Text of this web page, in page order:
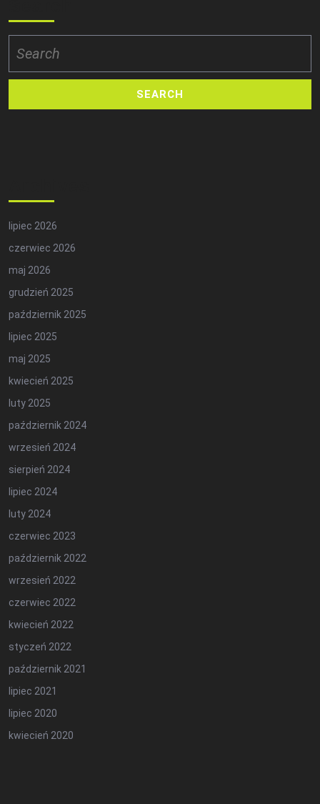
for:
lipiec 2026
czerwiec 2026
maj 2026
grudzień 2025
październik 2025
lipiec 2025
maj 2025
kwiecień 2025
luty 2025
październik 2024
wrzesień 2024
sierpień 2024
lipiec 2024
luty 2024
czerwiec 2023
październik 2022
wrzesień 2022
czerwiec 2022
kwiecień 2022
styczeń 2022
październik 2021
lipiec 2021
lipiec 2020
kwiecień 2020